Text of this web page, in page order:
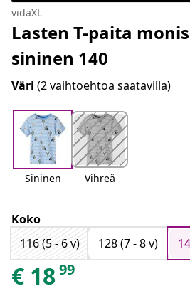
vidaXL
Lasten T-paita
sininen 140
Väri (2 vaihtoehtoa saatavilla)
Sininen Vihreä
Koko
116 (5 - 6 v)
128 (7 - 8 v)
€ 1899